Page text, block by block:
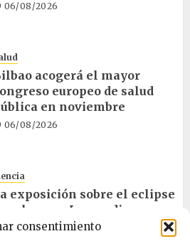
consentimiento
06/08/2026
acogerá el mayor
europeo de salud
en noviembre
06/08/2026
exposición sobre el eclipse
concluye en Laguardia
06/08/2026